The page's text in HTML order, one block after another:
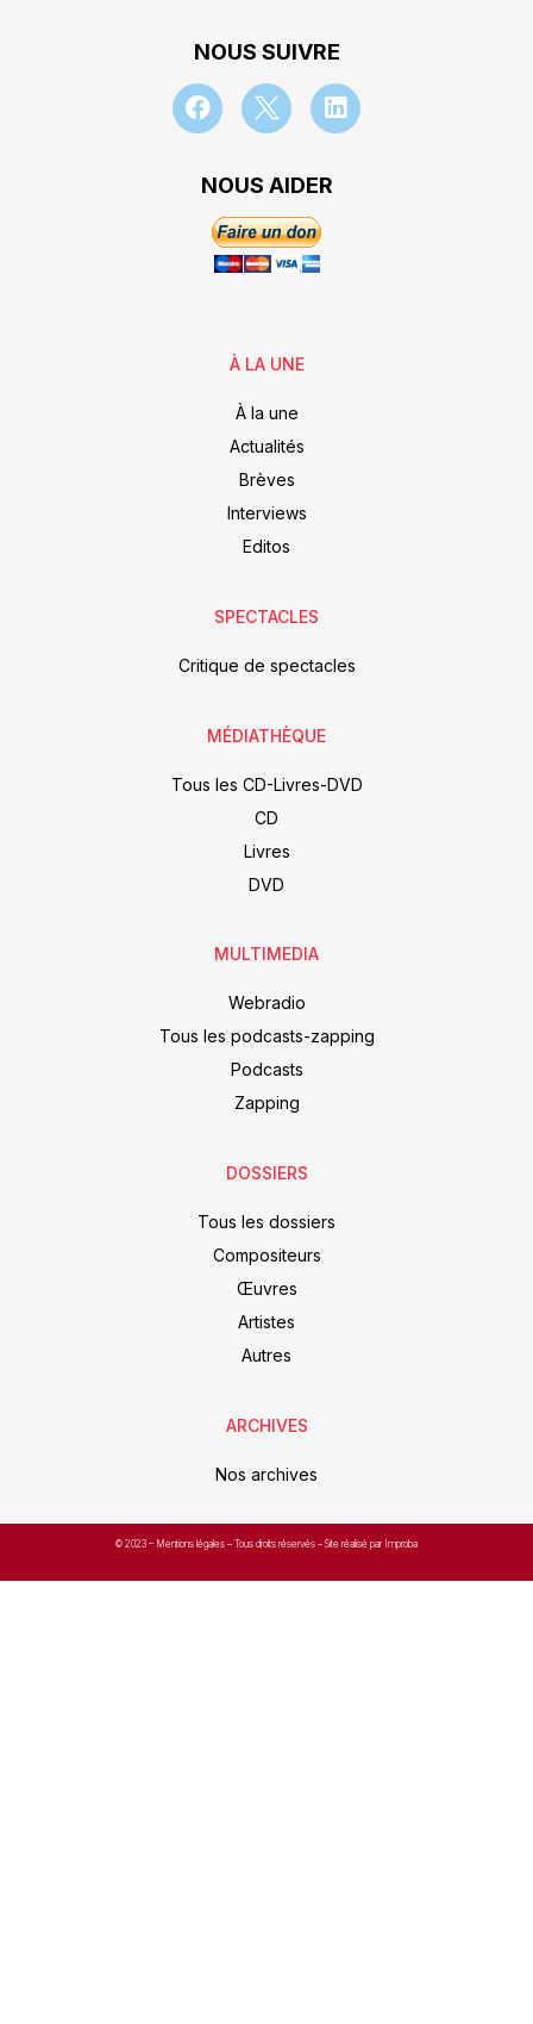
NOUS SUIVRE
NOUS AIDER
À LA UNE
À la une
Actualités
Brèves
Interviews
Editos
SPECTACLES
Critique de spectacles
MÉDIATHÈQUE
Tous les CD-Livres-DVD
CD
Livres
DVD
MULTIMEDIA
Webradio
Tous les podcasts-zapping
Podcasts
Zapping
DOSSIERS
Tous les dossiers
Compositeurs
Œuvres
Artistes
Autres
ARCHIVES
Nos archives
© 2023 – Mentions légales – Tous droits réservés – Site réalisé par Improba